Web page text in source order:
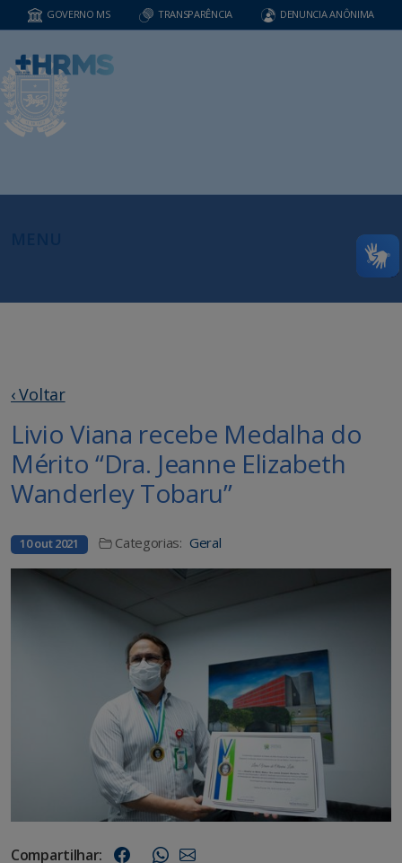
GOVERNO MS TRANSPARÊNCIA DENUNCIA ANÔNIMA
‹ Voltar
Livio Viana recebe Medalha do
Mérito “Dra. Jeanne Elizabeth
Wanderley Tobaru”
10 out 2021 Categorias: Geral
Compartilhar: